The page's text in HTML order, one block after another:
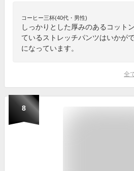
コーヒー三杯(40代・男性)
しっかりとした厚みのあるコット
ているストレッチパンツはいかが
になっています。
全
8